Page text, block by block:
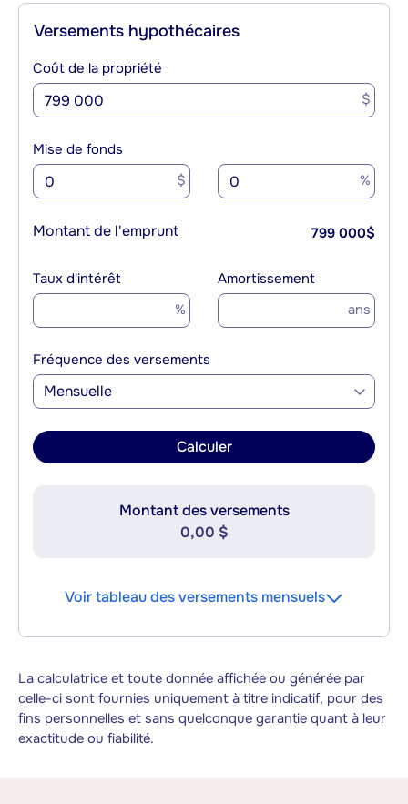
Versements hypothécaires
Coût de la propriété
$
Mise de fonds
$ %
Montant de l'emprunt 799 000$
Taux d'intérêt
%
Amortissement
ans
Fréquence des versements
Mensuelle
Calculer
Montant des versements
0,00 $
Voir tableau des versements mensuels
La calculatrice et toute donnée affichée ou générée par
celle-ci sont fournies uniquement à titre indicatif, pour des
fins personnelles et sans quelconque garantie quant à leur
exactitude ou fiabilité.